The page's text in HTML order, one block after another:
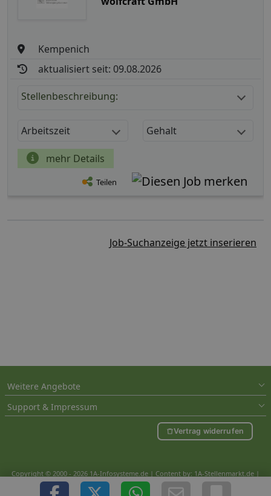
Kempenich
aktualisiert seit: 09.08.2026
Stellenbeschreibung:
Arbeitszeit Gehalt
mehr Details
Teilen
Job-Suchanzeige jetzt inserieren
Weitere Angebote
Support & Impressum
Vertrag widerrufen
Copyright © 2000 - 2026 1A-Infosysteme.de | Content by: 1A-Stellenmarkt.de |
09.08.2026| CFo: nur_Artikel|SEO_anpassung ( 0.726)